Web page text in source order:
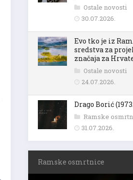
Ostale novosti
30.07.2026.
Evo tko je iz
sredstva za
značaja za
Ostale novosti
24.07.2026.
Drago Borić
Ramske
31.07.2026.
Ramske osmrtnice